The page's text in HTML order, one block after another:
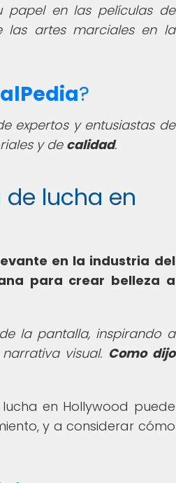
en las películas de
las artes marciales en la
?
expertos y entusiastas de
y de calidad.
de lucha en
en la industria del
para crear belleza a
la pantalla, inspirando a
visual. Como dijo
en Hollywood puede
y a considerar cómo